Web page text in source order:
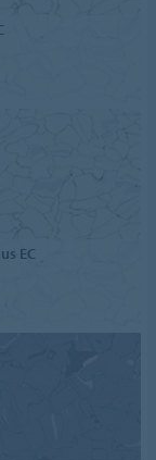
EC